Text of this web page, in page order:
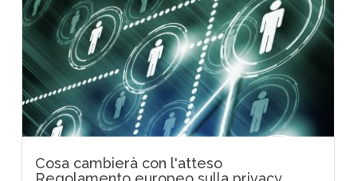
Cosa cambierà con l'atteso